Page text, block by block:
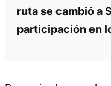
ruta se cambió a
participación en